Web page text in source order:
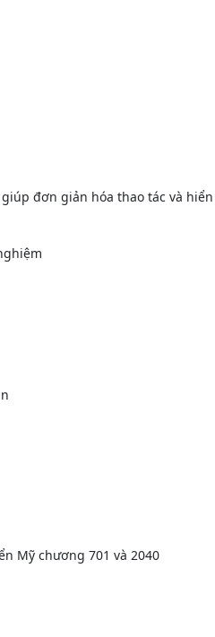
đơn giản hóa thao tác và
Mỹ chương 701 và 2040